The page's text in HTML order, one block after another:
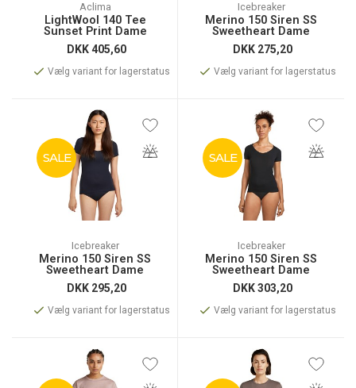
Aclima
LightWool 140 Tee
Sunset Print Dame
DKK405,60
Vælg variant for lagerstatus
Icebreaker
Merino 150 Siren SS
Sweetheart Dame
DKK 275,20
Vælg variant for lagerstatus
SALE
Icebreaker
Merino 150 Siren SS
Sweetheart Dame
DKK 295,20
Vælg variant for lagerstatus
SALE
Icebreaker
Merino 150 Siren SS
Sweetheart Dame
DKK303,20
Vælg variant for lagerstatus